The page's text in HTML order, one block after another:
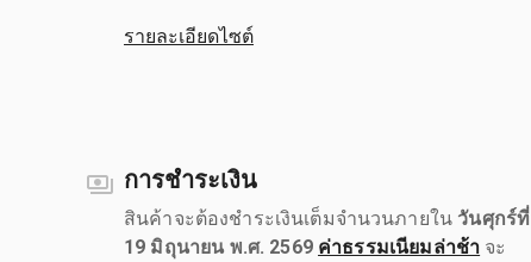
รายละเอียดไซต์
การชำระเงิน
สินค้าจะต้องชำระเงินเต็มจำนวนภายใน วันศุกร์ที่
19 มิถุนายน พ.ศ. 2569 ค่าธรรมเนียมล่าช้า จะ